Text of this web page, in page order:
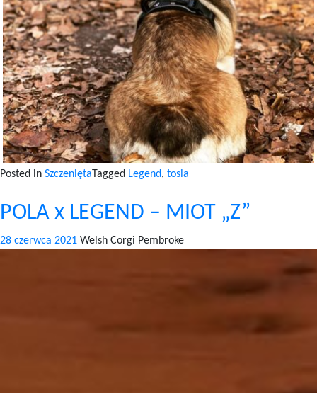
Posted in SzczeniętaTagged Legend, tosia
POLA x LEGEND – MIOT „Z”
28 czerwca 2021 Welsh Corgi Pembroke